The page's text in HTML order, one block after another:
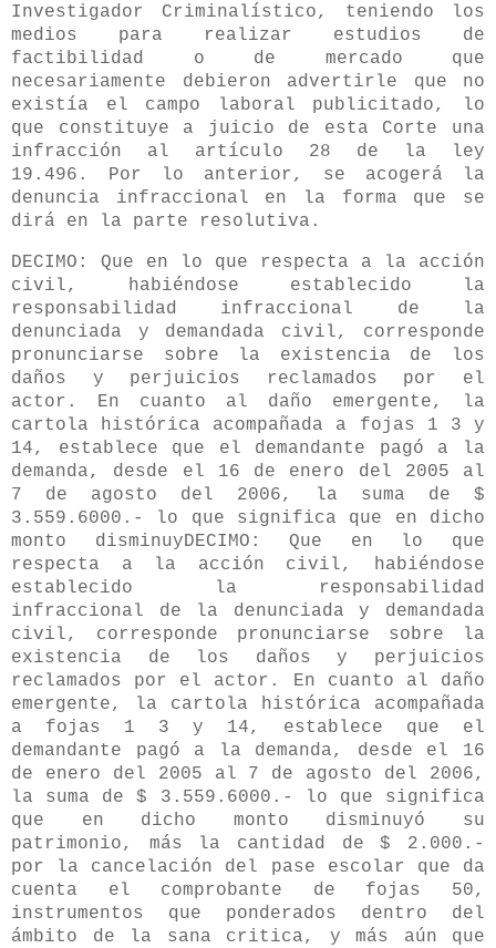
Investigador Criminalístico, teniendo los
medios para realizar estudios de
factibilidad o de mercado que
necesariamente debieron advertirle que no
existía el campo laboral publicitado, lo
que constituye a juicio de esta Corte una
infracción al artículo 28 de la ley
19.496. Por lo anterior, se acogerá la
denuncia infraccional en la forma que se
dirá en la parte resolutiva.
DECIMO: Que en lo que respecta a la acción
civil, habiéndose establecido la
responsabilidad infraccional de la
denunciada y demandada civil, corresponde
pronunciarse sobre la existencia de los
daños y perjuicios reclamados por el
actor. En cuanto al daño emergente, la
cartola histórica acompañada a fojas 1 3 y
14, establece que el demandante pagó a la
demanda, desde el 16 de enero del 2005 al
7 de agosto del 2006, la suma de $
3.559.6000.- lo que significa que en dicho
monto disminuyDECIMO: Que en lo que
respecta a la acción civil, habiéndose
establecido la responsabilidad
infraccional de la denunciada y demandada
civil, corresponde pronunciarse sobre la
existencia de los daños y perjuicios
reclamados por el actor. En cuanto al daño
emergente, la cartola histórica acompañada
a fojas 1 3 y 14, establece que el
demandante pagó a la demanda, desde el 16
de enero del 2005 al 7 de agosto del 2006,
la suma de $ 3.559.6000.- lo que significa
que en dicho monto disminuyó su
patrimonio, más la cantidad de $ 2.000.-
por la cancelación del pase escolar que da
cuenta el comprobante de fojas 50,
instrumentos que ponderados dentro del
ámbito de la sana critica, y más aún que